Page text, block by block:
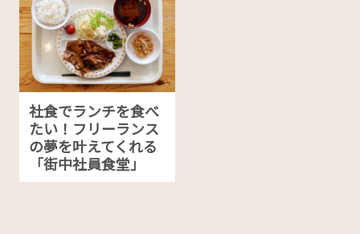
社食でランチを食べ
たい！フリーランス
の夢を叶えてくれる
「街中社員食堂」